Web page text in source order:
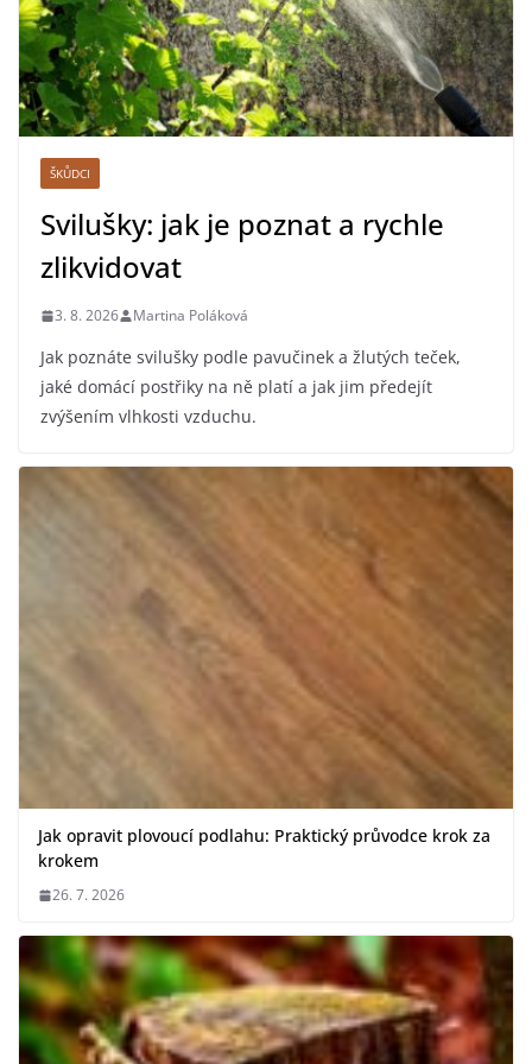
ŠKŮDCI
Svilušky: jak je poznat a rychle
zlikvidovat
3. 8. 2026 Martina Poláková
Jak poznáte svilušky podle pavučinek a žlutých teček,
jaké domácí postřiky na ně platí a jak jim předejít
zvýšením vlhkosti vzduchu.
Jak opravit plovoucí podlahu: Praktický průvodce krok za
krokem
26. 7. 2026